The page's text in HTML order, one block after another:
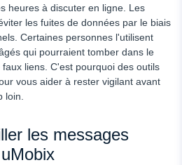
heures à discuter en ligne. Les
les fuites de données par le biais
Certaines personnes l'utilisent
qui pourraient tomber dans le
liens. C'est pourquoi des outils
vous aider à rester vigilant avant
loin.
les messages